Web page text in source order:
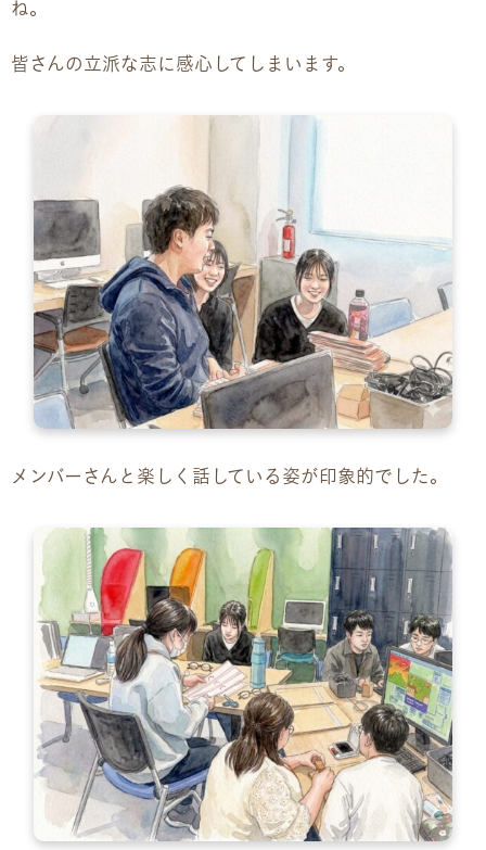
アクセス・ご案内
交通アクセス
Q&A
雇用をお考えの企業様へ
プライバシーポリシー
お問い合わせ
各種SNS
資料請求
採用情報
ね。
皆さんの立派な志に感心してしまいます。
メンバーさんと楽しく話している姿が印象的でした。